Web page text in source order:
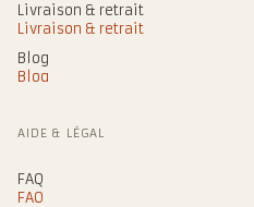
Livraison & retrait
Livraison & retrait
Blog
Blog
AIDE & LÉGAL
FAQ
FAQ